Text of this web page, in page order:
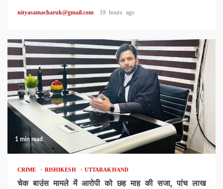
nityasamacharuk@gmail.com 19 hours ago
1 min read
CRIME RISHIKESH UTTARAKHAND
चेक बाउंस मामले में आरोपी को छह माह की सजा, पांच लाख